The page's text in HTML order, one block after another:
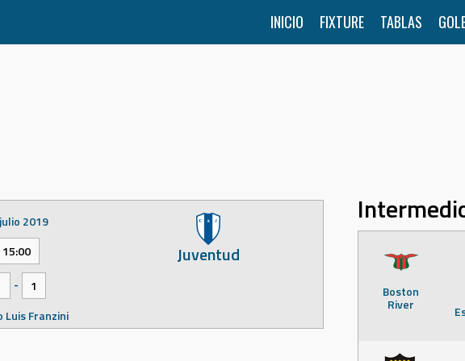
INICIO FIXTURE TABLAS
Juventud
2019
15:00
-
1
Luis Franzini
Boston
River